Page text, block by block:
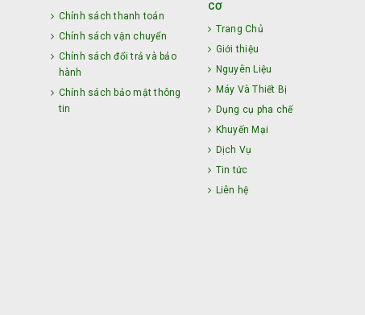
Chính sách thanh toán
Chính sách vận chuyển
Chính sách đổi trả và bảo
hành
Chính sách bảo mật thông
tin
CƠ
Trang Chủ
Giới thiệu
Nguyên Liệu
Máy Và Thiết Bị
Dụng cụ pha chế
Khuyến Mại
Dịch Vụ
Tin tức
Liên hệ